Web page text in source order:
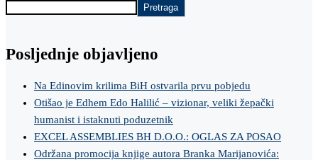
Pretraga
Posljednje objavljeno
Na Edinovim krilima BiH ostvarila prvu pobjedu
Otišao je Edhem Edo Halilić – vizionar, veliki žepački
humanist i istaknuti poduzetnik
EXCEL ASSEMBLIES BH D.O.O.: OGLAS ZA POSAO
Održana promocija knjige autora Branka Marijanovića: